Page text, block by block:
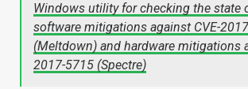
Windows utility for checking the state
software mitigations against CVE-
(Meltdown) and hardware mitigations
2017-5715 (Spectre)